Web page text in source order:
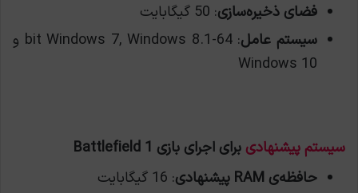
فضای ذخیره‌سازی: 50 گیگابایت
سیستم عامل
: 64-bit Windows 7, Windows 8.1 و
Windows 10
سیستم پیشنهادی برای اجرای بازی Battlefield 1
حافظه‌ی RAM پیشنهادی
: 16 گيگابايت